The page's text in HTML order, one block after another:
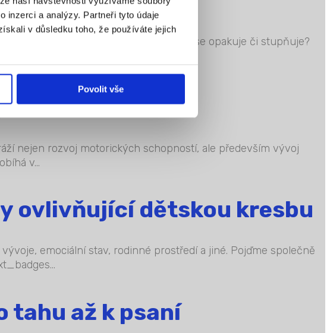
inzerci a analýzy. Partneři tyto údaje
v důsledku toho, že používáte jejich
Povolit vše
normální. Co ale dělat v případě, že se opakuje či stupňuje?
realismus
nejen rozvoj motorických schopností, ale především vývoj
v...
ovlivňující dětskou kresbu
emociální stav, rodinné prostředí a jiné. Pojďme společně
tahu až k psaní